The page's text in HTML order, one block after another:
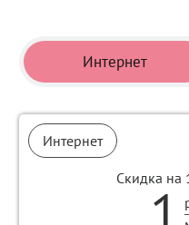
Интернет
Интернет
Скидка на